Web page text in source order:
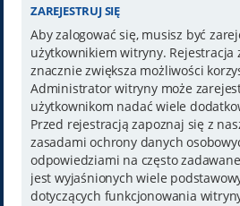
ZAREJESTRUJ SIĘ
Aby zalogować się, musisz być
użytkownikiem witryny. Rejestracja
znacznie zwiększa możliwości
Administrator witryny może
użytkownikom nadać wiele
Przed rejestracją zapoznaj się z
zasadami ochrony danych
odpowiedziami na często
jest wyjaśnionych wiele
dotyczących funkcjonowania